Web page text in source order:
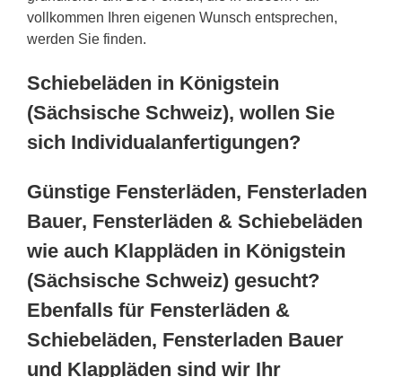
vollkommen Ihren eigenen Wunsch entsprechen,
werden Sie finden.
Schiebeläden in Königstein
(Sächsische Schweiz), wollen Sie
sich Individualanfertigungen?
Günstige Fensterläden, Fensterladen
Bauer, Fensterläden & Schiebeläden
wie auch Klappläden in Königstein
(Sächsische Schweiz) gesucht?
Ebenfalls für Fensterläden &
Schiebeläden, Fensterladen Bauer
und Klappläden sind wir Ihr